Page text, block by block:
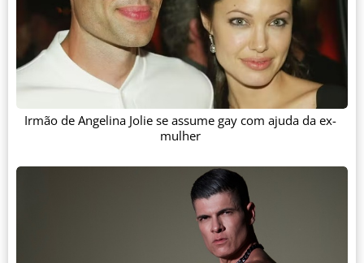
Irmão de Angelina Jolie se assume gay com ajuda da ex-
mulher